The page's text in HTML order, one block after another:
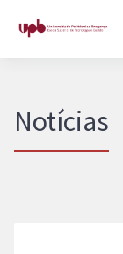
Notícias